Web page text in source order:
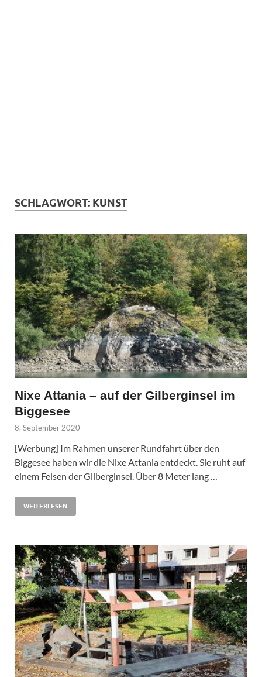
SCHLAGWORT: KUNST
Nixe Attania – auf der Gilberginsel im
Biggesee
8. September 2020
[Werbung] Im Rahmen unserer Rundfahrt über den
Biggesee haben wir die Nixe Attania entdeckt. Sie ruht auf
einem Felsen der Gilberginsel. Über 8 Meter lang …
WEITERLESEN